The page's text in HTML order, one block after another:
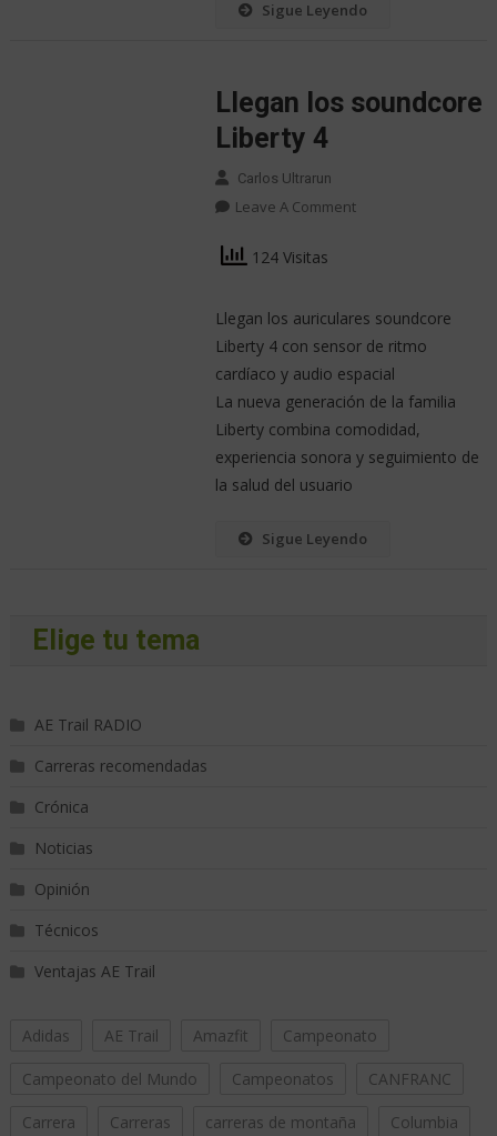
Sigue Leyendo
Llegan los soundcore
Liberty 4
Carlos Ultrarun
Leave A Comment
124 Visitas
Llegan los auriculares soundcore
Liberty 4 con sensor de ritmo
cardíaco y audio espacial
La nueva generación de la familia
Liberty combina comodidad,
experiencia sonora y seguimiento de
la salud del usuario
Sigue Leyendo
Elige tu tema
AE Trail RADIO
Carreras recomendadas
Crónica
Noticias
Opinión
Técnicos
Ventajas AE Trail
Adidas AE Trail Amazfit Campeonato
Campeonato del Mundo Campeonatos CANFRANC
Carrera Carreras carreras de montaña Columbia